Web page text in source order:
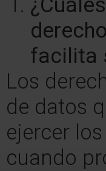
facilita
Los
de datos
ejercer
cuando